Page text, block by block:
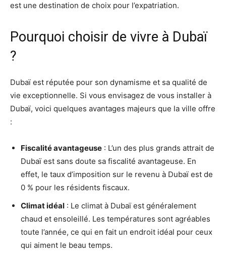
est une destination de choix pour l’expatriation.
Pourquoi choisir de vivre à Dubaï
?
Dubaï est réputée pour son dynamisme et sa qualité de
vie exceptionnelle. Si vous envisagez de vous installer à
Dubaï, voici quelques avantages majeurs que la ville offre
:
Fiscalité avantageuse : L’un des plus grands attrait de
Dubaï est sans doute sa fiscalité avantageuse. En
effet, le taux d’imposition sur le revenu à Dubaï est de
0 % pour les résidents fiscaux.
Climat idéal : Le climat à Dubaï est généralement
chaud et ensoleillé. Les températures sont agréables
toute l’année, ce qui en fait un endroit idéal pour ceux
qui aiment le beau temps.